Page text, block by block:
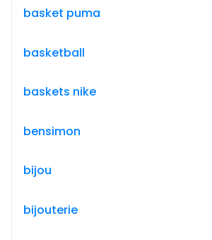
basket puma
basketball
baskets nike
bensimon
bijou
bijouterie